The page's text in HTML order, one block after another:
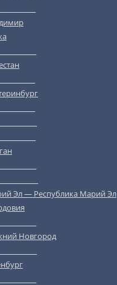
Эл — Республика Марий Эл
Новгород